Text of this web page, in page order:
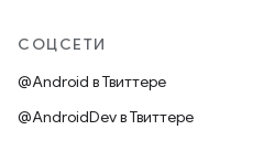
СОЦСЕТИ
@Android в Твиттере
@AndroidDev в Твиттере